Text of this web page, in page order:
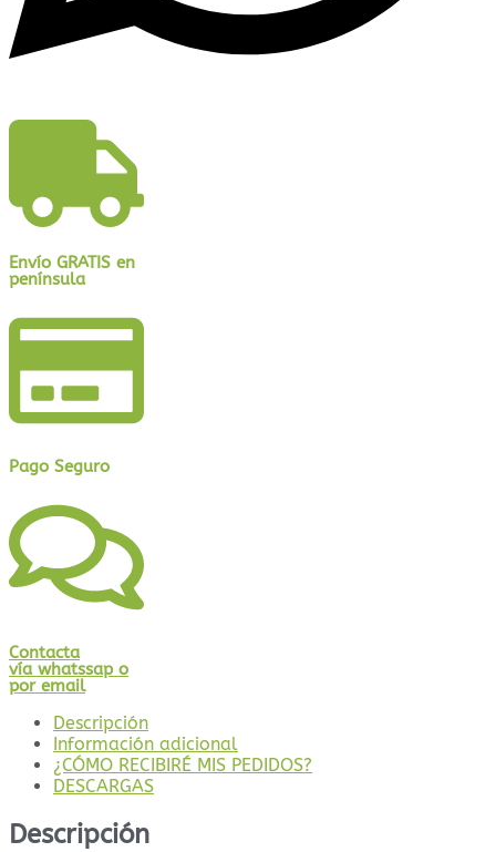
Envío GRATIS en
península
Pago Seguro
Contacta
vía whatssap o
por email
Descripción
Información adicional
¿CÓMO RECIBIRÉ MIS PEDIDOS?
DESCARGAS
Descripción